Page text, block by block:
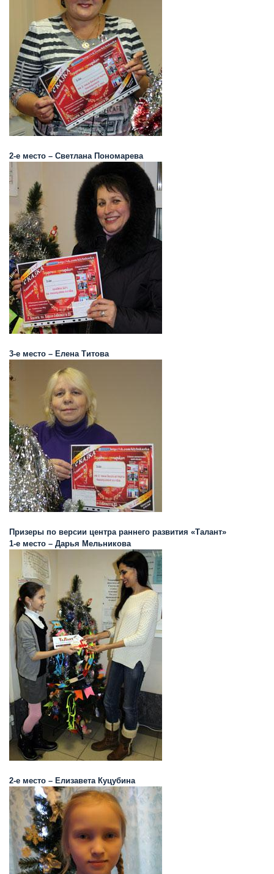
2-е место – Светлана Пономарева
3-е место – Елена Титова
Призеры по версии центра раннего развития «Талант»
1-е место – Дарья Мельникова
2-е место – Елизавета Куцубина